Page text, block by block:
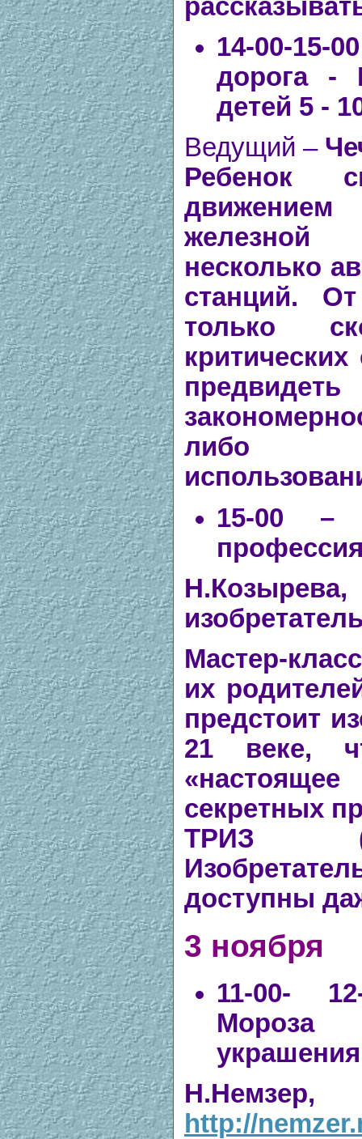
14-00-15-
дорога -
детей 5 -
Ведущий –
Ребенок
железной
несколько
станций.
только
либо
15-00 –
Мастер-
их
предстоит
21 веке,
секретных
ТРИЗ
доступны
3 ноября
11-00-
http://